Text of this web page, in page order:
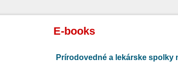
E-books
Prírodovedné a lekárske spolky